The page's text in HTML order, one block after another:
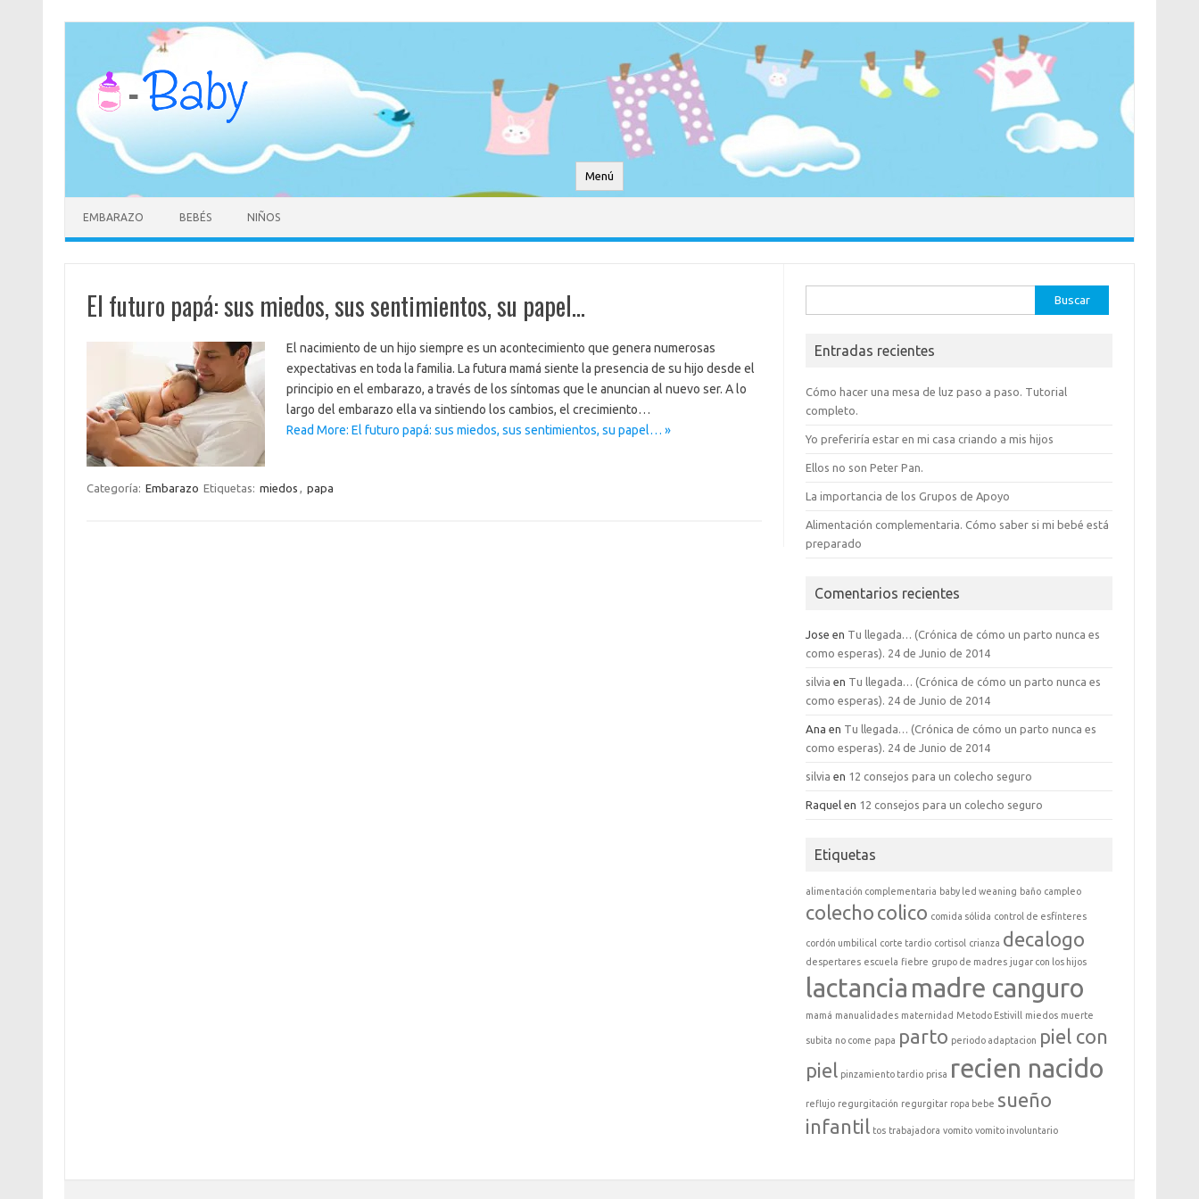
Saltar
Menú
EMBARAZO BEBÉS NIÑOS
El futuro papá: sus miedos, sus sentimientos, su papel…
El nacimiento de un hijo siempre es un acontecimiento que genera numerosas
expectativas en toda la familia. La futura mamá siente la presencia de su hijo desde el
principio en el embarazo, a través de los síntomas que le anuncian al nuevo ser. A lo
largo del embarazo ella va sintiendo los cambios, el crecimiento…
Read More: El futuro papá: sus miedos, sus sentimientos, su papel… »
Categoría: Embarazo Etiquetas: miedos , papa
Entradas recientes
Cómo hacer una mesa de luz paso a paso. Tutorial
completo.
Yo preferiría estar en mi casa criando a mis hijos
Ellos no son Peter Pan.
La importancia de los Grupos de Apoyo
Alimentación complementaria. Cómo saber si mi bebé está
preparado
Comentarios recientes
Jose en Tu llegada… (Crónica de cómo un parto nunca es
como esperas). 24 de Junio de 2014
silvia en Tu llegada… (Crónica de cómo un parto nunca es
como esperas). 24 de Junio de 2014
Ana en Tu llegada… (Crónica de cómo un parto nunca es
como esperas). 24 de Junio de 2014
silvia en 12 consejos para un colecho seguro
Raquel en 12 consejos para un colecho seguro
Etiquetas
alimentación complementaria baby led weaning baño campleo
colecho colico comida sólida control de esfínteres
cordón umbilical corte tardio cortisol crianza decalogo
despertares escuela fiebre grupo de madres jugar con los hijos
lactancia madre canguro
mamá manualidades maternidad Metodo Estivill miedos muerte
subita no come papa parto periodo adaptacion piel con
piel pinzamiento tardio prisa recien nacido
reflujo regurgitación regurgitar ropa bebe sueño
infantil tos trabajadora vomito vomito involuntario